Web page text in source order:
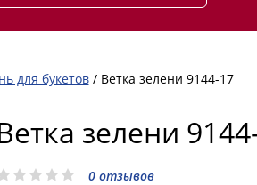
для букетов / Ветка зелени 9144-17
зелени
0 отзывов